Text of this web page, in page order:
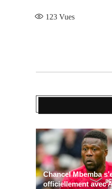
123 Vues
Chancel Mbemba
officiellement avec